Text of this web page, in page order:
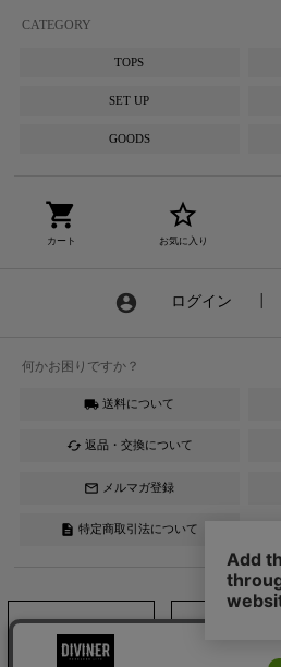
CATEGORY
TOPS
SET UP
GOODS
shopping_cart
カート
star_border
お気に入り
account_circle ログイン
何かお困りですか？
local_shipping 送料について
cached 返品・交換について
mail_outline メルマガ登録
description 特定商取引法について